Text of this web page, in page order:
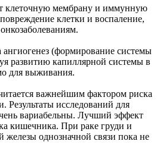
клеточную мембрану и иммунную
клетки и воспаление,
(формирование системы
развитию капиллярной системы в
для выживания.
важнейшим фактором риска
Результаты исследований для
вариабельны. Лучший эффект
кишечника. При раке груди и
железы однозначной связи пока не